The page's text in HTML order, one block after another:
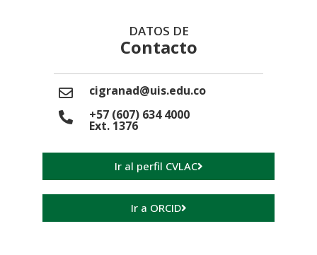
DATOS DE
Contacto
cigranad@uis.edu.co
+57 (607) 634 4000
Ext. 1376
Ir al perfil CVLAC
Ir a ORCID